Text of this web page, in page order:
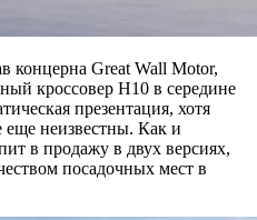
концерна Great Wall Motor,
кроссовер H10 в середине
презентация, хотя
еще неизвестны. Как и
в продажу в двух версиях,
посадочных мест в